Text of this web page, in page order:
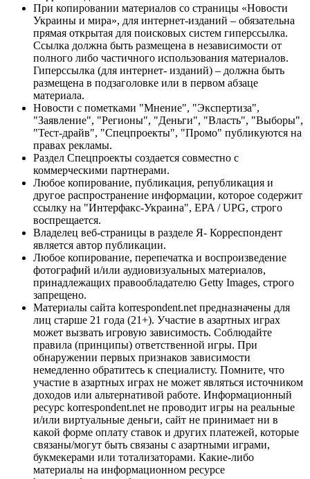
При копировании материалов со страницы «Новости
Украины и мира», для интернет-изданий – обязательна
прямая открытая для поисковых систем гиперссылка.
Ссылка должна быть размещена в независимости от
полного либо частичного использования материалов.
Гиперссылка (для интернет- изданий) – должна быть
размещена в подзаголовке или в первом абзаце
материала.
Новости с пометками "Мнение", "Экспертиза",
"Заявление", "Регионы", "Деньги", "Власть", "Выборы",
"Тест-драйв", "Спецпроекты", "Промо" публикуются на
правах рекламы.
Раздел Спецпроекты создается совместно с
коммерческими партнерами.
Любое копирование, публикация, републикация и
другое распространение информации, которое содержит
ссылку на "Интерфакс-Украина", EPA / UPG, строго
воспрещается.
Владелец веб-страницы в разделе Я- Корреспондент
является автор публикации.
Любое копирование, перепечатка и воспроизведение
фотографий и/или аудиовизуальных материалов,
принадлежащих правообладателю Getty Images, строго
запрещено.
Материалы сайта korrespondent.net предназначены для
лиц старше 21 года (21+). Участие в азартных играх
может вызвать игровую зависимость. Соблюдайте
правила (принципы) ответственной игры. При
обнаружении первых признаков зависимости
немедленно обратитесь к специалисту. Помните, что
участие в азартных играх не может являться источником
доходов или альтернативой работе. Информационный
ресурс korrespondent.net не проводит игры на реальные
и/или виртуальные деньги, сайт не принимает ни в
какой форме оплату ставок и других платежей, которые
связаны/могут быть связаны с азартными играми,
букмекерами или тотализаторами. Какие-либо
материалы на информационном ресурсе